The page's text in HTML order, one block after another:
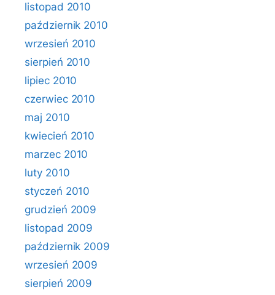
listopad 2010
październik 2010
wrzesień 2010
sierpień 2010
lipiec 2010
czerwiec 2010
maj 2010
kwiecień 2010
marzec 2010
luty 2010
styczeń 2010
grudzień 2009
listopad 2009
październik 2009
wrzesień 2009
sierpień 2009